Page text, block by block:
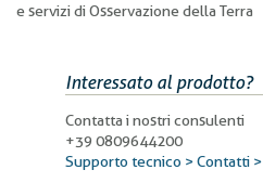
e servizi di Osservazione della Terra
Interessato al prodotto?
Contatta i nostri consulenti
+39 0809644200
Supporto tecnico >Contatti >